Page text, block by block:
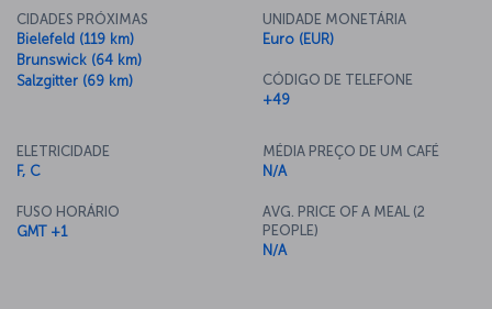
CIDADES PRÓXIMAS
Bielefeld (119 km)
Brunswick (64 km)
Salzgitter (69 km)
UNIDADE MONETÁRIA
Euro (EUR)
CÓDIGO DE TELEFONE
+49
ELETRICIDADE
F, C
FUSO HORÁRIO
GMT +1
MÉDIA PREÇO DE UM CAFÉ
N/A
AVG. PRICE OF A MEAL (2
PEOPLE)
N/A